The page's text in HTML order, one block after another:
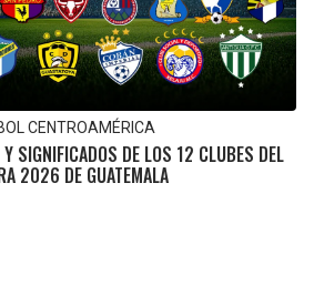
CENTROAMÉRICA
SIGNIFICADOS DE LOS 12 CLUBES DEL
2026 DE GUATEMALA